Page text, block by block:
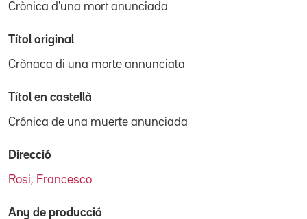
Crònica d'una mort anunciada
Títol original
Crònaca di una morte annunciata
Títol en castellà
Crónica de una muerte anunciada
Direcció
Rosi, Francesco
Any de producció